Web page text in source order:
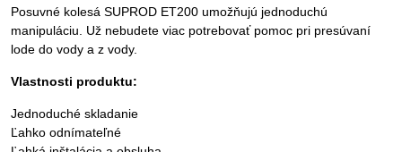
Posuvné kolesá SUPROD ET200 umožňujú jednoduchú
manipuláciu. Už nebudete viac potrebovať pomoc pri presúvaní
lode do vody a z vody.
Vlastnosti produktu:
Jednoduché skladanie
Ľahko odnímateľné